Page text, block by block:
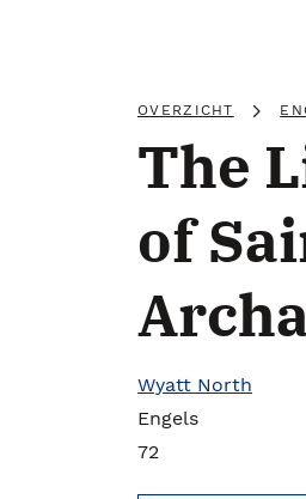
OVERZICHT
The
of
Wyatt North
Engels
72